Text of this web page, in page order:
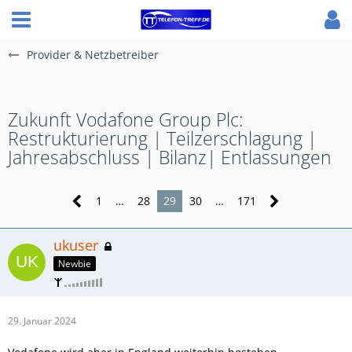
Provider & Netzbetreiber
Zukunft Vodafone Group Plc:
Restrukturierung | Teilzerschlagung |
Jahresabschluss | Bilanz| Entlassungen
1 … 28 29 30 … 171
ukuser
Newbie
29. Januar 2024